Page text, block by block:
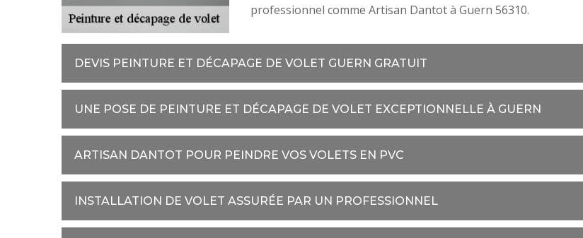
professionnel comme Artisan Dantot à Guern 56310.
DEVIS PEINTURE ET DÉCAPAGE DE VOLET GUERN GRATUIT
UNE POSE DE PEINTURE ET DÉCAPAGE DE VOLET EXCEPTIONNELLE À GUERN
ARTISAN DANTOT POUR PEINDRE VOS VOLETS EN PVC
INSTALLATION DE VOLET ASSURÉE PAR UN PROFESSIONNEL